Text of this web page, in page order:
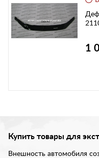
1
Купить товары для
Внешность автомобиля